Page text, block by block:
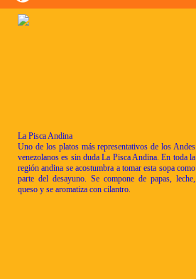
La Pisca Andina
Uno de los platos más representativos de los Andes
venezolanos es sin duda La Pisca Andina. En toda la
región andina se acostumbra a tomar esta sopa como
parte del desayuno. Se compone de papas, leche,
queso y se aromatiza con cilantro.